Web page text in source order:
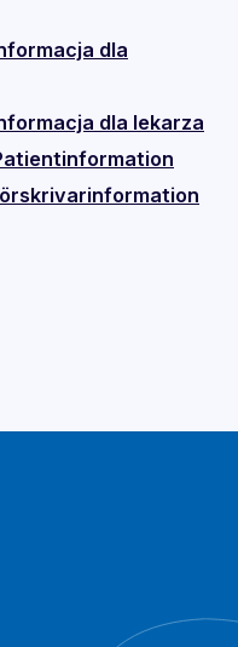
dla
dla lekarza